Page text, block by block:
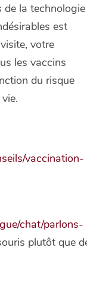
de la technologie
est
votre
les vaccins
du risque
vaccination-
chat/parlons-
plutôt que